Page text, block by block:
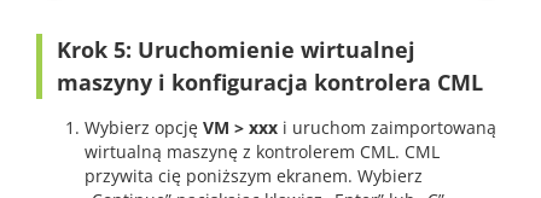
Krok 5: Uruchomienie wirtualnej
maszyny i konfiguracja kontrolera CML
Wybierz opcję VM > xxx i uruchom zaimportowaną
wirtualną maszynę z kontrolerem CML. CML
przywita cię poniższym ekranem. Wybierz